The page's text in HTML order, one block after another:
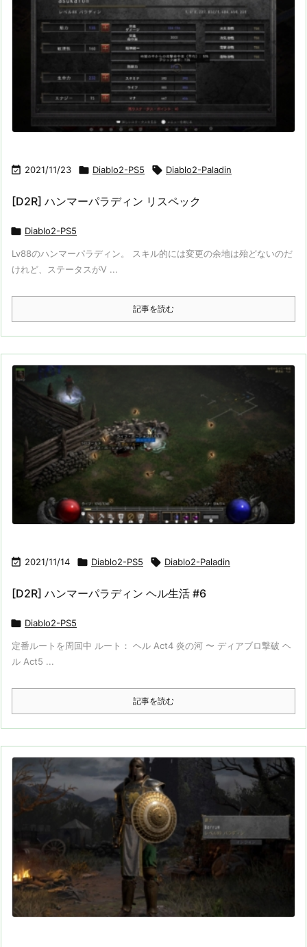
 2021/11/23  Diablo2-PS5  Diablo2-Paladin
[D2R] ハンマーパラディン リスペック
 Diablo2-PS5
Lv88のハンマーパラディン。 スキル的には変更の余地は殆どないのだ
けれど、ステータスがV ...
記事を読む
 2021/11/14  Diablo2-PS5  Diablo2-Paladin
[D2R] ハンマーパラディン ヘル生活 #6
 Diablo2-PS5
定番ルートを周回中 ルート： ヘル Act4 炎の河 〜 ディアブロ撃破 ヘ
ル Act5 ...
記事を読む